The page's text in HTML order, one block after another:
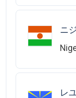
ニ
レ